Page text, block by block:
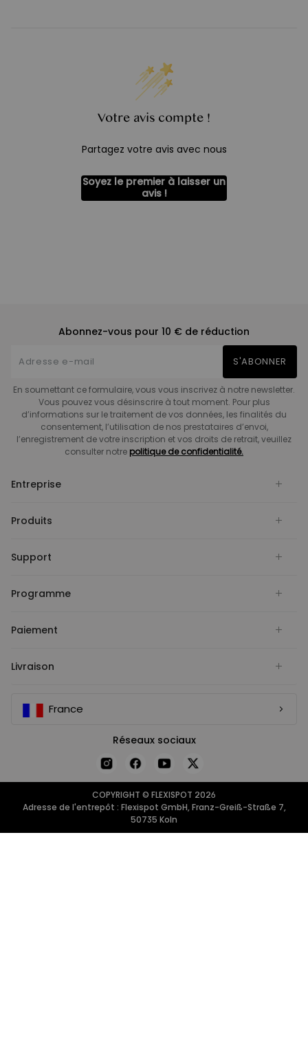
Votre avis compte !
Partagez votre avis avec nous
Soyez le premier à laisser un
avis !
Abonnez-vous pour 10 € de réduction
S'ABONNER
En soumettant ce formulaire, vous vous inscrivez à notre newsletter.
Vous pouvez vous désinscrire à tout moment. Pour plus
d’informations sur le traitement de vos données, les finalités du
consentement, l’utilisation de nos prestataires d’envoi,
l’enregistrement de votre inscription et vos droits de retrait, veuillez
consulter notre politique de confidentialité.
Entreprise
Produits
Support
Programme
Paiement
Livraison
France
Réseaux sociaux
COPYRIGHT © FLEXISPOT 2026
Adresse de l'entrepôt : Flexispot GmbH, Franz-Greiß-Straße 7,
50735 Koln